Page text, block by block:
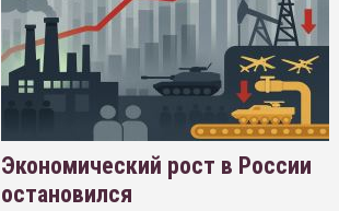
Экономический рост в России
остановился